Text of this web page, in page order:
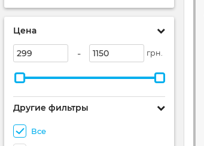
Цена
- грн.
Другие фильтры
Все